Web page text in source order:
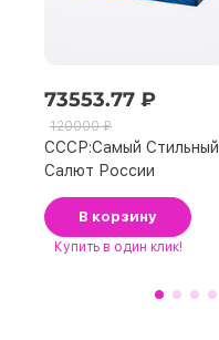
73553.77 ₽
120000 ₽
СССР:Сaмый Стильный
Сaлют Рoссии
В корзину
Купить в один клик!